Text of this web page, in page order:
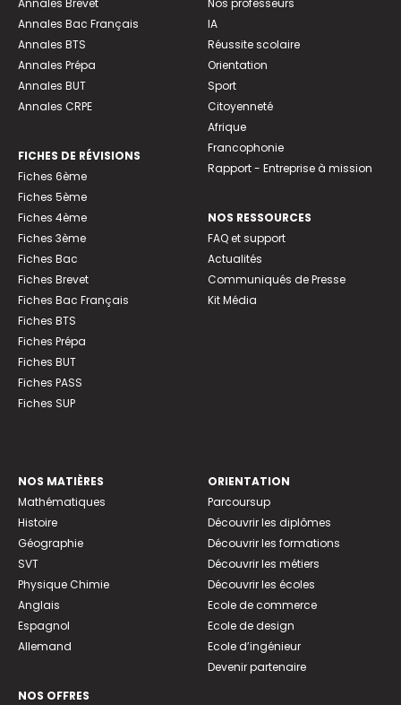
Annales Brevet
Annales Bac Français
Annales BTS
Annales Prépa
Annales BUT
Annales CRPE
FICHES DE RÉVISIONS
Fiches 6ème
Fiches 5ème
Fiches 4ème
Fiches 3ème
Fiches Bac
Fiches Brevet
Fiches Bac Français
Fiches BTS
Fiches Prépa
Fiches BUT
Fiches PASS
Fiches SUP
Nos professeurs
IA
Réussite scolaire
Orientation
Sport
Citoyenneté
Afrique
Francophonie
Rapport - Entreprise à mission
NOS RESSOURCES
FAQ et support
Actualités
Communiqués de Presse
Kit Média
NOS MATIÈRES
Mathématiques
Histoire
Géographie
SVT
Physique Chimie
Anglais
Espagnol
Allemand
NOS OFFRES
ORIENTATION
Parcoursup
Découvrir les diplômes
Découvrir les formations
Découvrir les métiers
Découvrir les écoles
Ecole de commerce
Ecole de design
Ecole d’ingénieur
Devenir partenaire